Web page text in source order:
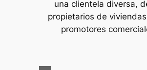
una clientela diversa,
propietarios de
promotores